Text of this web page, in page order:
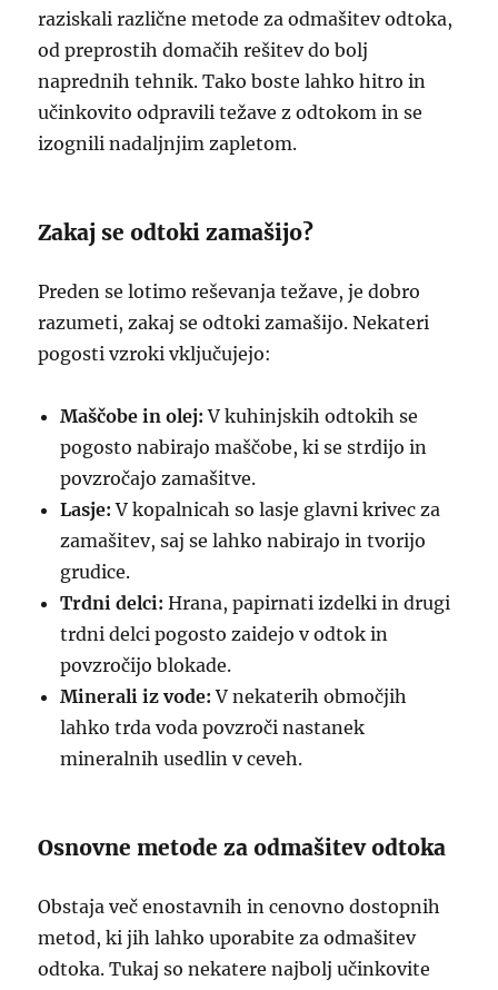
raziskali različne metode za odmašitev odtoka,
od preprostih domačih rešitev do bolj
naprednih tehnik. Tako boste lahko hitro in
učinkovito odpravili težave z odtokom in se
izognili nadaljnjim zapletom.
Zakaj se odtoki zamašijo?
Preden se lotimo reševanja težave, je dobro
razumeti, zakaj se odtoki zamašijo. Nekateri
pogosti vzroki vključujejo:
Maščobe in olej: V kuhinjskih odtokih se
pogosto nabirajo maščobe, ki se strdijo in
povzročajo zamašitve.
Lasje: V kopalnicah so lasje glavni krivec za
zamašitev, saj se lahko nabirajo in tvorijo
grudice.
Trdni delci: Hrana, papirnati izdelki in drugi
trdni delci pogosto zaidejo v odtok in
povzročijo blokade.
Minerali iz vode: V nekaterih območjih
lahko trda voda povzroči nastanek
mineralnih usedlin v ceveh.
Osnovne metode za odmašitev odtoka
Obstaja več enostavnih in cenovno dostopnih
metod, ki jih lahko uporabite za odmašitev
odtoka. Tukaj so nekatere najbolj učinkovite